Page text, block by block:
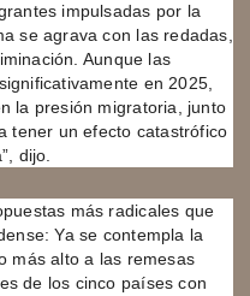
impulsadas por la
se agrava con las redadas,
Aunque las
en 2025,
la presión migratoria, junto
tener un efecto catastrófico
dijo.
más radicales que
Ya se contempla la
más alto a las remesas
de los cinco países con